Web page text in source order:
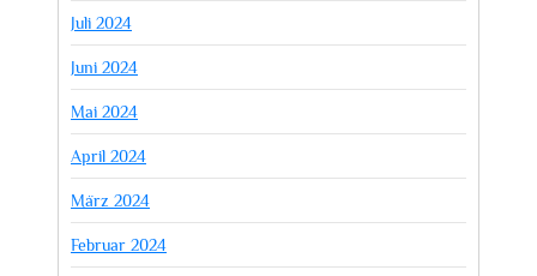
Juli 2024
Juni 2024
Mai 2024
April 2024
März 2024
Februar 2024